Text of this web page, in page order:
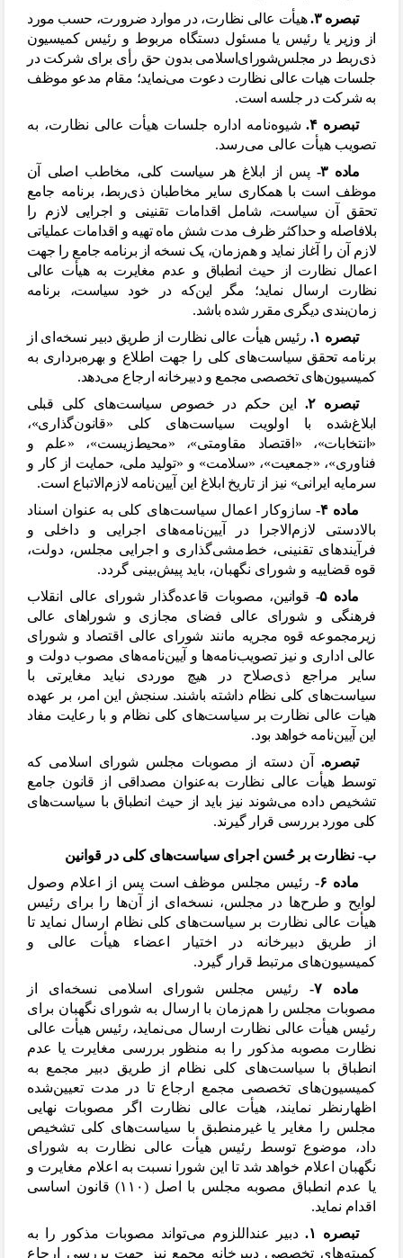
تبصره ۳.
هیأت عالی نظارت، در موارد ضرورت، حسب مورد
از وزیر یا رئیس یا مسئول دستگاه مربوط و رئیس کمیسیون
ذیربط در مجلسشورای اسلامی بدون حق رأی برای شرکت در
جلسات هیات عالی نظارت دعوت مینماید؛ مقام مدعو موظف
به شرکت در جلسه است.
تبصره ۴.
شیوهنامه اداره جلسات هیأت عالی نظارت، به
تصویب هیأت عالی میرسد.
ماده ۳-
پس از ابلاغ هر سیاست کلی، مخاطب اصلی آن
موظف است با همکاری سایر مخاطبان ذیربط، برنامه جامع
تحقق آن سیاست، شامل اقدامات تقنینی و اجرایی لازم را
بلافاصله و حداکثر ظرف مدت شش ماه تهیه و اقدامات عملیاتی
لازم آن را آغاز نماید و همزمان، یک نسخه از برنامه جامع را جهت
اعمال نظارت از حیث انطباق و عدم مغایرت به هیأت عالی
نظارت ارسال نماید؛ مگر اینکه در خود سیاست، برنامه
زمانبندی دیگری مقرر شده باشد.
تبصره ۱.
رئیس هیأت عالی نظارت از طریق دبیر نسخه ای از
برنامه تحقق سیاستهای کلی را جهت اطلاع و بهرهبرداری به
کمیسیونهای تخصصی مجمع و دبیرخانه ارجاع میدهد.
تبصره ۲.
این حکم در خصوص سیاستهای کلی قبلی
ابلاغشده با اولویت سیاستهای کلی «قانونگذاری»،
«انتخابات»، «اقتصاد مقاومتی»، «محیطزیست»، «علم و
فناوری»، «جمعیت»، «سلامت» و «تولید ملی، حمایت از کار و
سرمایه ایرانی» نیز از تاریخ ابلاغ این آییننامه لازم الاتباع است.
ماده ۴-
سازوکار اعمال سیاستهای کلی به عنوان اسناد
بالادستی لازم الاجرا در آییننامههای اجرایی و داخلی و
فرآیندهای تقنینی، خطمشیگذاری و اجرایی مجلس، دولت،
قوه قضاییه و شورای نگهبان، باید پیشبینی گردد.
ماده ۵-
قوانین، مصوبات قاعدهگذار شورای عالی انقلاب
فرهنگی و شورای عالی فضای مجازی و شوراهای عالی
زیرمجموعه قوه مجریه مانند شورای عالی اقتصاد و شورای
عالی اداری و نیز تصویبنامهها و آییننامههای مصوب دولت و
سایر مراجع ذیصلاح در هیچ موردی نباید مغایرتی با
سیاستهای کلی نظام داشته باشند. سنجش این امر، بر عهده
هیات عالی نظارت بر سیاستهای کلی نظام و با رعایت مفاد
این آییننامه خواهد بود.
تبصره. آن دسته از مصوبات مجلس شورای اسلامی که
توسط هیأت عالی نظارت بهعنوان مصداقی از قانون جامع
تشخیص داده میشوند نیز باید از حیث انطباق با سیاستهای
کلی مورد بررسی قرار گیرند.
ب- نظارت بر حُسن اجرای سیاستهای کلی در قوانین
ماده ۶-
رئیس مجلس موظف است پس از اعلام وصول
لوایح و طرحها در مجلس، نسخه ای از آنها را برای رئیس
هیأت عالی نظارت بر سیاستهای کلی نظام ارسال نماید تا
از طریق دبیرخانه در اختیار اعضاء هیأت عالی و
کمیسیونهای مرتبط قرار گیرد.
ماده ۷-
رئیس مجلس شورای اسلامی نسخه ای از
مصوبات مجلس را همزمان با ارسال به شورای نگهبان برای
رئیس هیأت عالی نظارت ارسال مینماید، رئیس هیأت عالی
نظارت مصوبه مذکور را به منظور بررسی مغایرت یا عدم
انطباق با سیاستهای کلی نظام از طریق دبیر مجمع به
کمیسیونهای تخصصی مجمع ارجاع تا در مدت تعیینشده
اظهارنظر نمایند، هیأت عالی نظارت اگر مصوبات نهایی
مجلس را مغایر یا غیرمنطبق با سیاستهای کلی تشخیص
داد، موضوع توسط رئیس هیأت عالی نظارت به شورای
نگهبان اعلام خواهد شد تا این شورا نسبت به اعلام مغایرت و
یا عدم انطباق مصوبه مجلس با اصل (۱۱۰) قانون اساسی
اقدام نماید.
تبصره ۱.
دبیر عنداللزوم میتواند مصوبات مذکور را به
کمیتههای تخصصی دبیرخانه مجمع نیز جهت بررسی ارجاع